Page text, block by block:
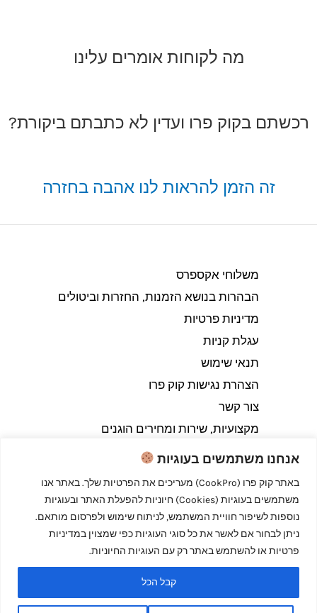
אנחנו משתמשים בעוגיות
באתר קוק פרו (CookPro) מעריכים את הפרטיות שלך. באתר אנו
משתמשים בעוגיות (Cookies) חיוניות להפעלת האתר ובעוגיות
נוספות לשיפור חוויית המשתמש, לניתוח שימוש ולפרסום מותאם.
ניתן לבחור אם לאשר את כל סוגי העוגיות כפי שמצוין במדיניות
פרטיות או להשתמש באתר רק עם העוגיות החיוניות.
קבל הכל
מה לקוחות אומרים עלינו
רכשתם בקוק פרו ועדין לא כתבתם ביקורת?
זה הזמן להראות לנו אהבה בחזרה
משלוחי אקספרס
הבהרות בנושא הזמנות, החזרות וביטולים​
מדיניות פרטיות
עגלת קניות
תנאי שימוש
הצהרת נגישות קוק פרו
צור קשר
מקצועיות, שירות ומחירים הוגנים
Copyright © 2026 קוק פרו - לבשל כמו מקצוענים